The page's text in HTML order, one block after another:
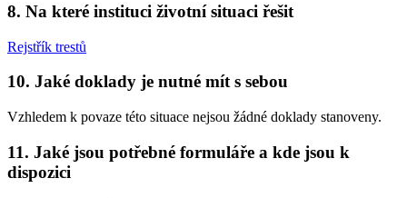
8. Na které instituci životní situaci řešit
Rejstřík trestů
10. Jaké doklady je nutné mít s sebou
Vzhledem k povaze této situace nejsou žádné doklady stanoveny.
11. Jaké jsou potřebné formuláře a kde jsou k
dispozici